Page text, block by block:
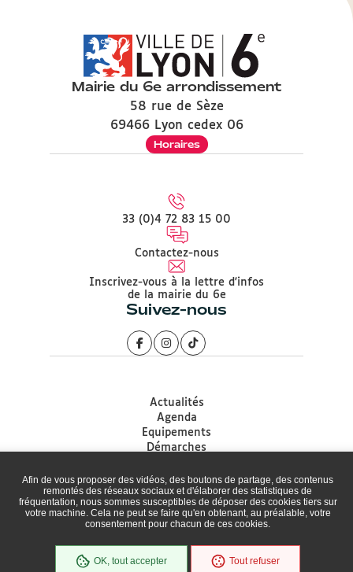
Afin de vous proposer des vidéos, des boutons de partage, des contenus
remontés des réseaux sociaux et d'élaborer des statistiques de
fréquentation, nous sommes susceptibles de déposer des cookies tiers sur
votre machine. Cela ne peut se faire qu'en obtenant, au préalable, votre
consentement pour chacun de ces cookies.
OK, tout accepter Tout refuser
Mairie du 6e arrondissement
58 rue de Sèze
69466 Lyon cedex 06
Horaires
33 (0)4 72 83 15 00
Contactez-nous
Inscrivez-vous à la lettre d'infos
de la mairie du 6e
Suivez-nous
Actualités
Agenda
Equipements
Démarches
Accessibilité
Plan du site
Mentions légales
Protection des données